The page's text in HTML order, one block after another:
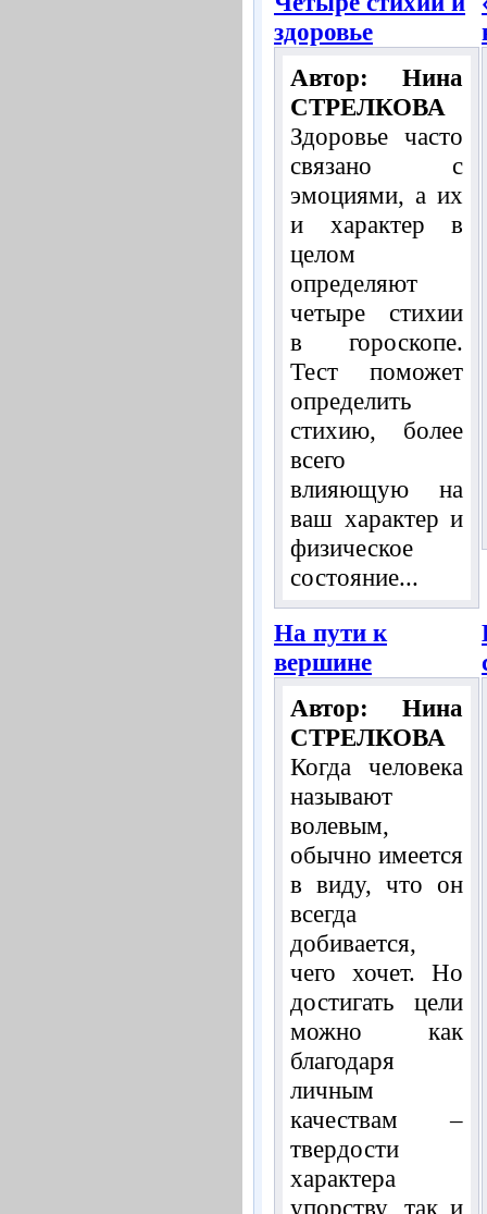
здоровье
Автор: Нина
СТРЕЛКОВА
Здоровье часто
связано с
эмоциями, а их
и характер в
целом
определяют
четыре стихии
в гороскопе.
Тест поможет
определить
стихию, более
всего
влияющую на
ваш характер и
физическое
состояние...
На пути к
вершине
Автор: Нина
СТРЕЛКОВА
Когда человека
называют
волевым,
обычно имеется
в виду, что он
всегда
добивается,
чего хочет. Но
достигать цели
можно как
благодаря
личным
качествам –
твердости
характера
упорству, так и